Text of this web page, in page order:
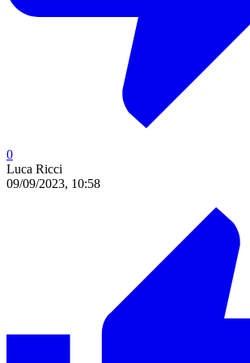
0
Luca Ricci
09/09/2023, 10:58